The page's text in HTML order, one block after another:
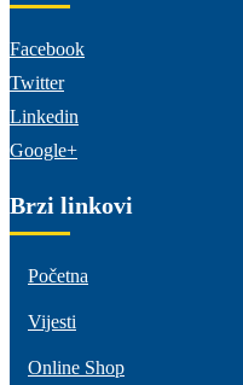
Facebook
Twitter
Linkedin
Google+
Brzi linkovi
Početna
Vijesti
Online Shop